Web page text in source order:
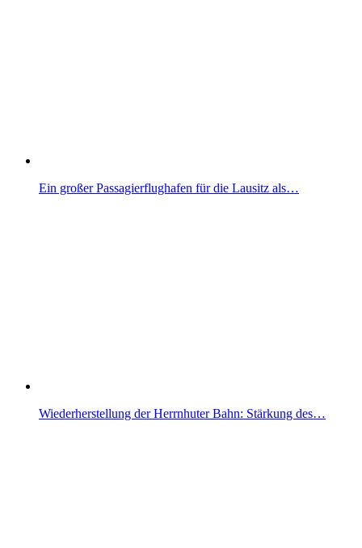
Ein großer Passagierflughafen für die Lausitz als…
Wiederherstellung der Herrnhuter Bahn: Stärkung des…